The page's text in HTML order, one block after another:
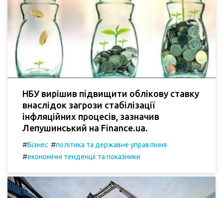
НБУ вирішив підвищити облікову ставку
внаслідок загрози стабілізації
інфляційних процесів, зазначив
Лепушинський на Finance.ua.
#Бізнес #політика та державне управління
#економічні тенденції та показники